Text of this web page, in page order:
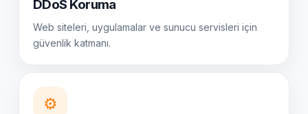
DDoS Koruma
Web siteleri, uygulamalar ve sunucu servisleri için
güvenlik katmanı.
⚙️